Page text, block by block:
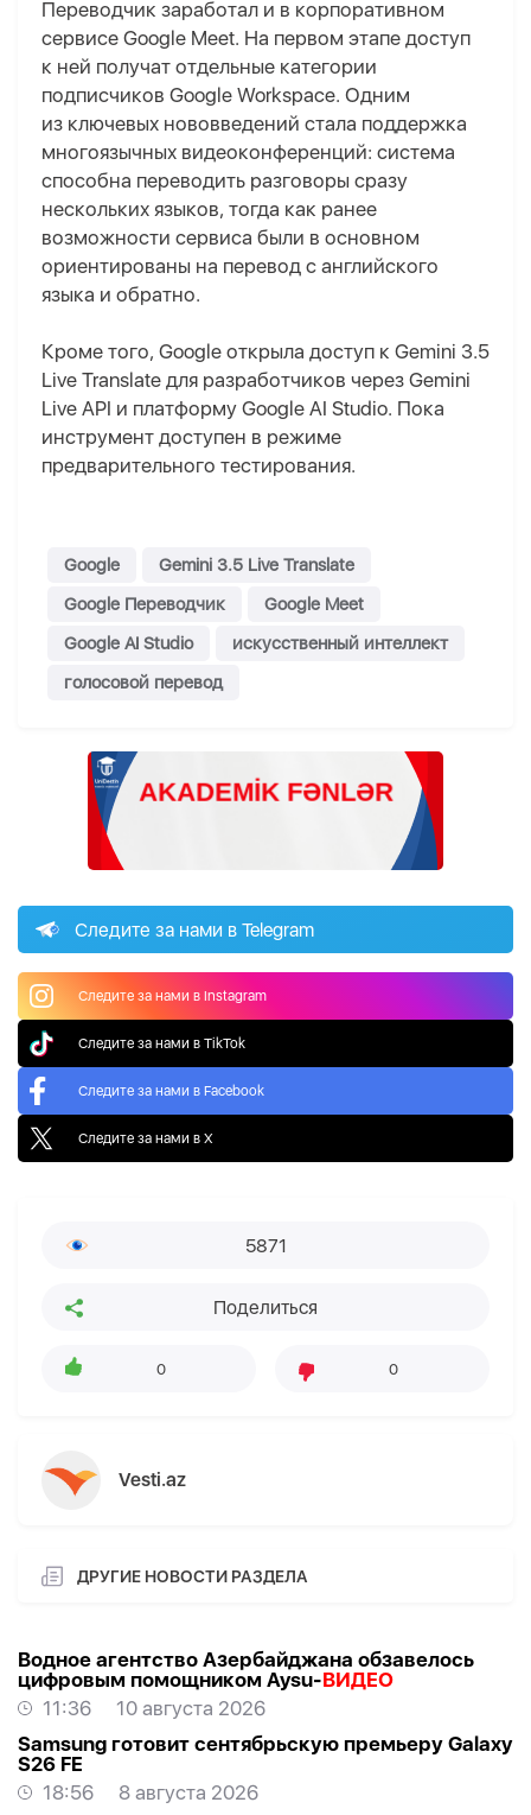
Переводчик заработал и в корпоративном
сервисе Google Meet. На первом этапе доступ
к ней получат отдельные категории
подписчиков Google Workspace. Одним
из ключевых нововведений стала поддержка
многоязычных видеоконференций: система
способна переводить разговоры сразу
нескольких языков, тогда как ранее
возможности сервиса были в основном
ориентированы на перевод с английского
языка и обратно.
Кроме того, Google открыла доступ к Gemini 3.5
Live Translate для разработчиков через Gemini
Live API и платформу Google AI Studio. Пока
инструмент доступен в режиме
предварительного тестирования.
Google
Gemini 3.5 Live Translate
Google Переводчик
Google Meet
Google AI Studio
искусственный интеллект
голосовой перевод
Следите за нами в Telegram
Следите за нами в Instagram
Следите за нами в TikTok
Следите за нами в Facebook
Следите за нами в X
5871
Поделиться
0 0
Vesti.az
ДРУГИЕ НОВОСТИ РАЗДЕЛА
Водное агентство Азербайджана обзавелось
цифровым помощником Aysu-ВИДЕО
11:36
10 августа 2026
Samsung готовит сентябрьскую премьеру Galaxy
S26 FE
18:56
8 августа 2026